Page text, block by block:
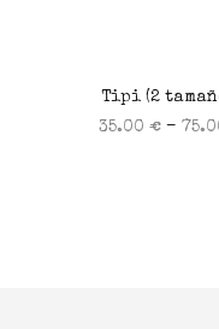
Tipi (2
35.00 €–